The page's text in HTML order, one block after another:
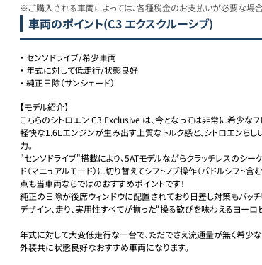
※ご購入される車両によっては、各種税金のお支払いが必要な場合
車両のポイント(C3 エクスクルーシブ)
・ センソドライブ/希少車両
・ 年式に対して低走行/状態良好
・ 純正日除（サンシェード）
【モデル紹介】
こちらのシトロエン C3 Exclusive は、今となっては非常に希少なフ
軽快な1.6Lエンジンが生み出す上質なトルク感と、シトロエンら
力。
"センソドライブ"搭載により、5ATモデルながらクラッチレスのシー
ド（マニュアルモード）に切り替えてシフトノブ操作（パドルシフト含
点も当車両ならではのおすすめポイントです！
純正の日除が後席ウィンドウに配置されており日差し対策もバッチ
デザイン、走り、実用性すべてが揃った“操る歓びを味わえるヨーロピ
年式に対して大変低走行な一台で、ただでさえ流通量が無く希少
外装共に状態良好なおすすめ車両になります。